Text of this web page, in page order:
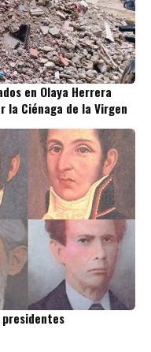
en Olaya Herrera
la Ciénaga de la Virgen
presidentes